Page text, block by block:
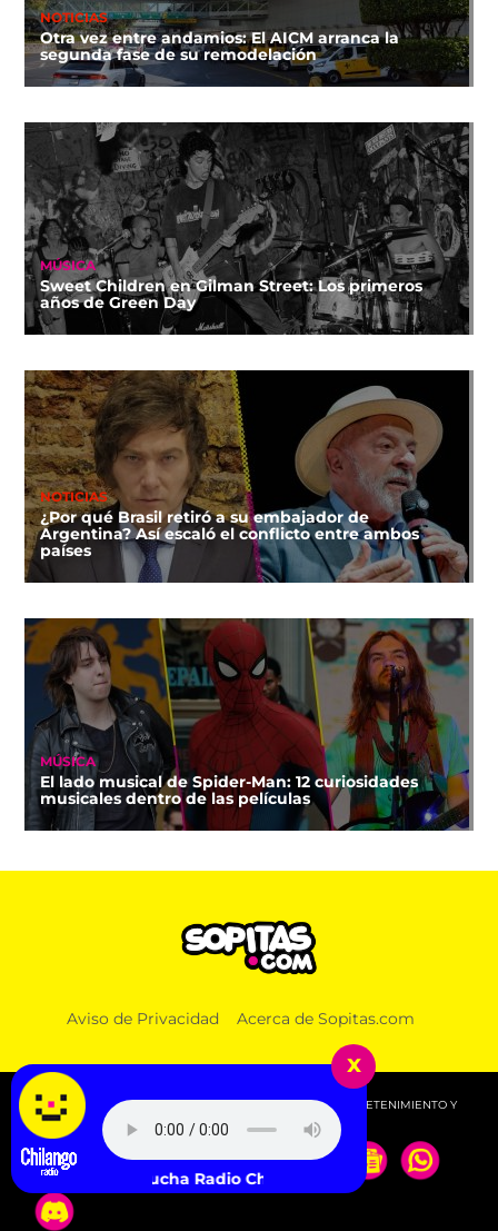
NOTICIAS
Otra vez entre andamios: El AICM arranca la
segunda fase de su remodelación
MÚSICA
Sweet Children en Gilman Street: Los primeros
años de Green Day
NOTICIAS
¿Por qué Brasil retiró a su embajador de
Argentina? Así escaló el conflicto entre ambos
países
MÚSICA
El lado musical de Spider-Man: 12 curiosidades
musicales dentro de las películas
Aviso de Privacidad Acerca de Sopitas.com
© 2026 SOPITAS.COM - MÚSICA, NOTICIAS, DEPORTES, ENTRETENIMIENTO Y
MÁS!.
x
Escucha Radio Chilango -